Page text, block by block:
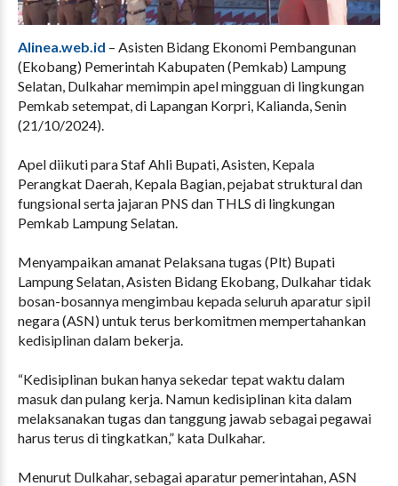
Alinea.web.id – Asisten Bidang Ekonomi Pembangunan
(Ekobang) Pemerintah Kabupaten (Pemkab) Lampung
Selatan, Dulkahar memimpin apel mingguan di lingkungan
Pemkab setempat, di Lapangan Korpri, Kalianda, Senin
(21/10/2024).
Apel diikuti para Staf Ahli Bupati, Asisten, Kepala
Perangkat Daerah, Kepala Bagian, pejabat struktural dan
fungsional serta jajaran PNS dan THLS di lingkungan
Pemkab Lampung Selatan.
Menyampaikan amanat Pelaksana tugas (Plt) Bupati
Lampung Selatan, Asisten Bidang Ekobang, Dulkahar tidak
bosan-bosannya mengimbau kepada seluruh aparatur sipil
negara (ASN) untuk terus berkomitmen mempertahankan
kedisiplinan dalam bekerja.
“Kedisiplinan bukan hanya sekedar tepat waktu dalam
masuk dan pulang kerja. Namun kedisiplinan kita dalam
melaksanakan tugas dan tanggung jawab sebagai pegawai
harus terus di tingkatkan,” kata Dulkahar.
Menurut Dulkahar, sebagai aparatur pemerintahan, ASN